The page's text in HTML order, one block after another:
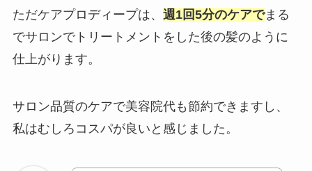
ただケアプロディープは、 週1回5分のケアでまる
でサロンでトリートメントをした後の髪のように
仕上がります。
サロン品質のケアで美容院代も節約できますし、
私はむしろコスパが良いと感じました。